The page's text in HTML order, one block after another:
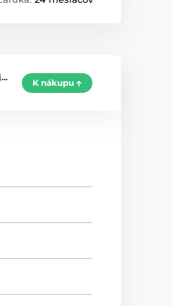
K nákupu